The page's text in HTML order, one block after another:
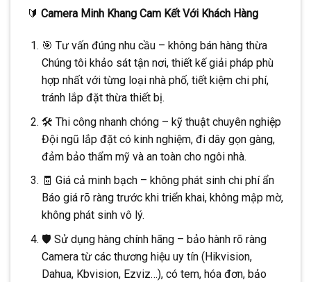
🔰 Camera Minh Khang Cam Kết Với Khách Hàng
🎯 Tư vấn đúng nhu cầu – không bán hàng thừa
Chúng tôi khảo sát tận nơi, thiết kế giải pháp phù
hợp nhất với từng loại nhà phố, tiết kiệm chi phí,
tránh lắp đặt thừa thiết bị.
🛠 Thi công nhanh chóng – kỹ thuật chuyên nghiệp
Đội ngũ lắp đặt có kinh nghiệm, đi dây gọn gàng,
đảm bảo thẩm mỹ và an toàn cho ngôi nhà.
🧾 Giá cả minh bạch – không phát sinh chi phí ẩn
Báo giá rõ ràng trước khi triển khai, không mập mờ,
không phát sinh vô lý.
🛡 Sử dụng hàng chính hãng – bảo hành rõ ràng
Camera từ các thương hiệu uy tín (Hikvision,
Dahua, Kbvision, Ezviz…), có tem, hóa đơn, bảo